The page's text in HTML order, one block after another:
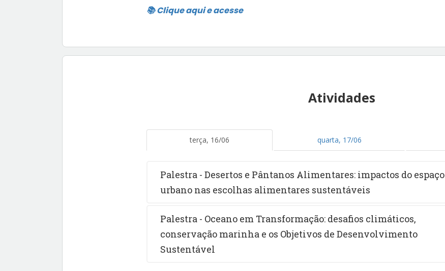
📚 Clique aqui e acesse
Atividades
terça, 16/06 quarta, 17/06
Palestra - Desertos e Pântanos Alimentares: impactos do espaço
urbano nas escolhas alimentares sustentáveis
Palestra - Oceano em Transformação: desafios climáticos,
conservação marinha e os Objetivos de Desenvolvimento
Sustentável